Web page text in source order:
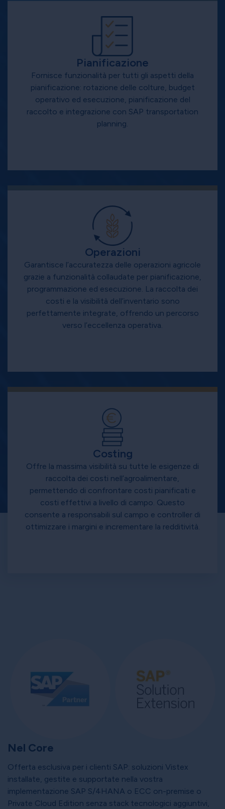
Pianificazione
Fornisce funzionalità per tutti gli aspetti della
pianificazione: rotazione delle colture, budget
operativo ed esecuzione, pianificazione del
raccolto e integrazione con SAP transportation
planning.
Operazioni
Garantisce l’accuratezza delle operazioni agricole
grazie a funzionalità collaudate per pianificazione,
programmazione ed esecuzione. La raccolta dei
costi e la visibilità dell’inventario sono
perfettamente integrate, offrendo un percorso
verso l’eccellenza operativa.
Costing
Offre la massima visibilità su tutte le esigenze di
raccolta dei costi nell’agroalimentare,
permettendo di confrontare costi pianificati e
costi effettivi a livello di campo. Questo
consente a responsabili sul campo e controller di
ottimizzare i margini e incrementare la redditività.
Nel Core
Offerta esclusiva per i clienti SAP: soluzioni Vistex
installate, gestite e supportate nella vostra
implementazione SAP S/4HANA o ECC on-premise o
Private Cloud Edition senza stack tecnologici aggiuntivi,